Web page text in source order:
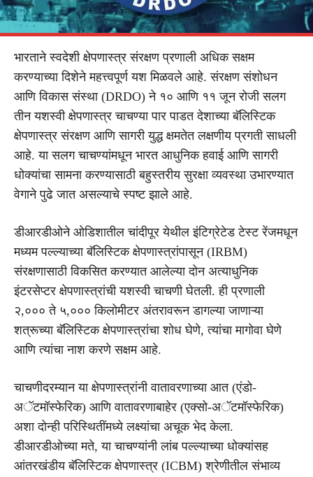
भारताने स्वदेशी क्षेपणास्त्र संरक्षण प्रणाली अधिक सक्षम
करण्याच्या दिशेने महत्त्वपूर्ण यश मिळवले आहे. संरक्षण संशोधन
आणि विकास संस्था (DRDO) ने १० आणि ११ जून रोजी सलग
तीन यशस्वी क्षेपणास्त्र चाचण्या पार पाडत देशाच्या बॅलिस्टिक
क्षेपणास्त्र संरक्षण आणि सागरी युद्ध क्षमतेत लक्षणीय प्रगती साधली
आहे. या सलग चाचण्यांमधून भारत आधुनिक हवाई आणि सागरी
धोक्यांचा सामना करण्यासाठी बहुस्तरीय सुरक्षा व्यवस्था उभारण्यात
वेगाने पुढे जात असल्याचे स्पष्ट झाले आहे.
डीआरडीओने ओडिशातील चांदीपूर येथील इंटिग्रेटेड टेस्ट रेंजमधून
मध्यम पल्ल्याच्या बॅलिस्टिक क्षेपणास्त्रांपासून (IRBM)
संरक्षणासाठी विकसित करण्यात आलेल्या दोन अत्याधुनिक
इंटरसेप्टर क्षेपणास्त्रांची यशस्वी चाचणी घेतली. ही प्रणाली
२,००० ते ५,००० किलोमीटर अंतरावरून डागल्या जाणाऱ्या
शत्रूच्या बॅलिस्टिक क्षेपणास्त्रांचा शोध घेणे, त्यांचा मागोवा घेणे
आणि त्यांचा नाश करणे सक्षम आहे.
चाचणीदरम्यान या क्षेपणास्त्रांनी वातावरणाच्या आत (एंडो-
अॅटमॉस्फेरिक) आणि वातावरणाबाहेर (एक्सो-अॅटमॉस्फेरिक)
अशा दोन्ही परिस्थितींमध्ये लक्ष्यांचा अचूक भेद केला.
डीआरडीओच्या मते, या चाचण्यांनी लांब पल्ल्याच्या धोक्यांसह
आंतरखंडीय बॅलिस्टिक क्षेपणास्त्र (ICBM) श्रेणीतील संभाव्य